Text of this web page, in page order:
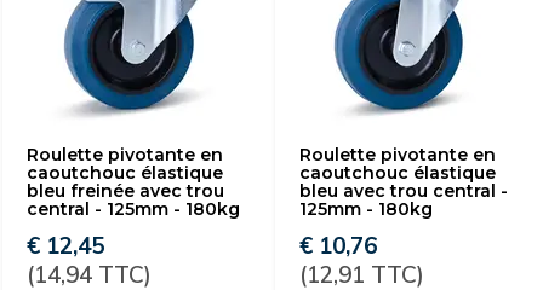
Roulette pivotante en
caoutchouc élastique
bleu freinée avec trou
central - 125mm - 180kg
€ 12,45
(14,94 TTC)
Roulette pivotante en
caoutchouc élastique
bleu avec trou central -
125mm - 180kg
€ 10,76
(12,91 TTC)